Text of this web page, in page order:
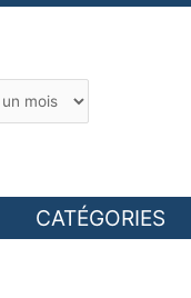
CATÉGORIES